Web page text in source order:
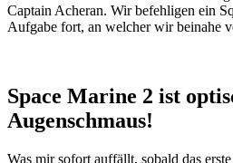
Captain Acheran. Wir befehligen ein
Aufgabe fort, an welcher wir beinahe
Space Marine 2 ist
Augenschmaus!
Was mir sofort auffällt, sobald das